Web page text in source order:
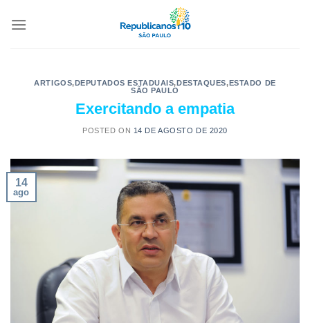
ARTIGOS,DEPUTADOS ESTADUAIS,DESTAQUES,ESTADO DE
SÃO PAULO
Exercitando a empatia
POSTED ON 14 DE AGOSTO DE 2020
14
ago